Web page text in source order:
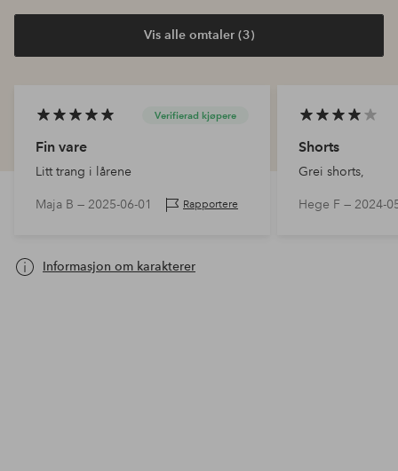
Vis alle omtaler (3)
Verifierad kjøpere
Fin vare
Litt trang i lårene
Maja B — 2025-06-01 Rapportere
Shorts
Grei shorts,
Hege F — 2024-
Informasjon om karakterer